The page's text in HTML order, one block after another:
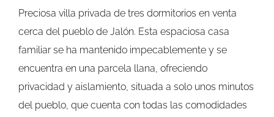
Preciosa villa privada de tres dormitorios en venta
cerca del pueblo de Jalón. Esta espaciosa casa
familiar se ha mantenido impecablemente y se
encuentra en una parcela llana, ofreciendo
privacidad y aislamiento, situada a solo unos minutos
del pueblo, que cuenta con todas las comodidades